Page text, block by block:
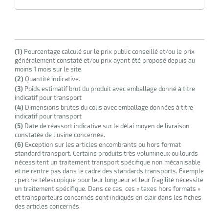
(1) Pourcentage calculé sur le prix public conseillé et/ou le prix
généralement constaté et/ou prix ayant été proposé depuis au
moins 1 mois sur le site.
(2)Quantité indicative.
(3) Poids estimatif brut du produit avec emballage donné à titre
indicatif pour transport
(4) Dimensions brutes du colis avec emballage données à titre
indicatif pour transport
(5) Date de réassort indicative sur le délai moyen de livraison
constatée de l’usine concernée.
(6) Exception sur les articles encombrants ou hors format
standard transport. Certains produits très volumineux ou lourds
nécessitent un traitement transport spécifique non mécanisable
et ne rentre pas dans le cadre des standards transports. Exemple
: perche télescopique pour leur longueur et leur fragilité nécessite
un traitement spécifique. Dans ce cas, ces « taxes hors formats »
et transporteurs concernés sont indiqués en clair dans les fiches
des articles concernés.